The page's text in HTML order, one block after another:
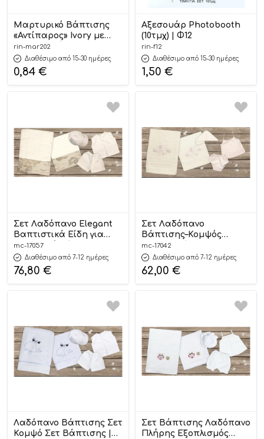
Μαρτυρικό Βάπτισης
«Αντίπαρος» Ivory με
Χρυσοτυπία «Με
Αγάπη» | ΜΑΡ202
Riniotis
rin-mar202
Διαθέσιμο από 15-30 ημέρες
0,84 €
Αξεσουάρ Photobooth
(10τμχ) | Φ12
rin-f12
Διαθέσιμο από 15-30 ημέρες
1,50 €
Σετ Λαδόπανο Elegant
Βαπτιστικά Είδη για
Μοναδική Βάπτιση |
17057 Mouchtaris
mc-17057
Διαθέσιμο από 7-12 ημέρες
76,80 €
Σετ Λαδόπανο
Βάπτισης–Κομψός
Σχεδιασμός | 17042
Mouchtaris
mc-17042
Διαθέσιμο από 7-12 ημέρες
62,00 €
Λαδόπανο Βάπτισης Σετ
Κομψό Σετ Βάπτισης |
Σετ Βάπτισης Λαδόπανο
Πλήρης Εξοπλισμός